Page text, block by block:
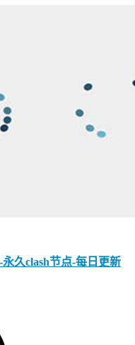
久clash节点-每日更新